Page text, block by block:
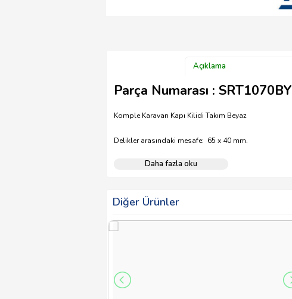
Açıklama
Parça Numarası : SRT1070BY
Komple Karavan Kapı Kilidi Takım Beyaz
Delikler arasındaki mesafe: 65 x 40 mm.
Daha fazla oku
Diğer Ürünler